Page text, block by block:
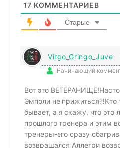
17 КОММЕНТАРИЕВ
Старые
Virgo_Gringo_Juve
Начинающий
Вот это
Эмполи не прижиться?!Кто
бывает, а я скажу, что это
прошлого тренера и этим
тренеры-его сразу
возвращался Аллегри